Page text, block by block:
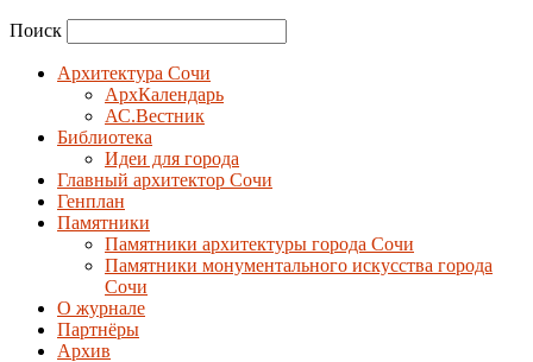
Поиск
Архитектура Сочи
АрхКалендарь
АС.Вестник
Библиотека
Идеи для города
Главный архитектор Сочи
Генплан
Памятники
Памятники архитектуры города Сочи
Памятники монументального искусства города
Сочи
О журнале
Партнёры
Архив